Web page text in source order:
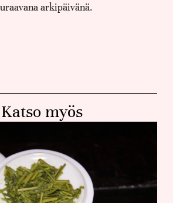
arkipäivänä.
Katso myös